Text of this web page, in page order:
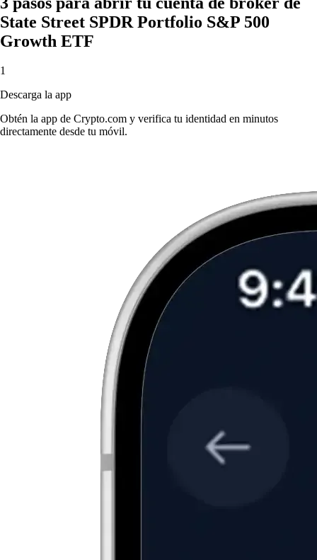
State Street SPDR Portfolio S&P 500
Growth ETF
1
Descarga la app
Obtén la app de Crypto.com y verifica tu identidad en minutos
directamente desde tu móvil.